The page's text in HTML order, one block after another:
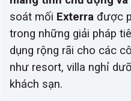
soát mối Exterra được
trong những giải pháp
dụng rộng rãi cho các
như resort, villa nghỉ
khách sạn.